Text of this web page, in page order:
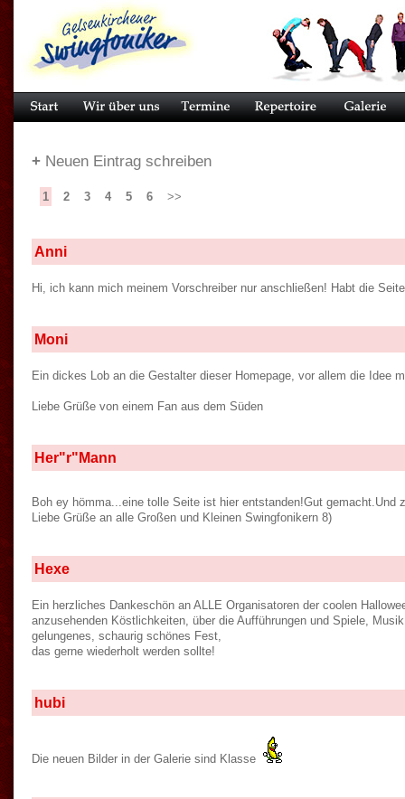
+ Neuen Eintrag schreiben
1 2 3 4 5 6 >>
Anni
Hi, ich kann mich meinem Vorschreiber nur anschließen! Habt die
Moni
Ein dickes Lob an die Gestalter dieser Homepage, vor allem die Idee
Liebe Grüße von einem Fan aus dem Süden
Her"r"Mann
Boh ey hömma...eine tolle Seite ist hier entstanden!Gut
Liebe Grüße an alle Großen und Kleinen Swingfonikern 8)
Hexe
Ein herzliches Dankeschön an ALLE Organisatoren der coolen
anzusehenden Köstlichkeiten, über die Aufführungen und Spiele,
gelungenes, schaurig schönes Fest,
das gerne wiederholt werden sollte!
hubi
Die neuen Bilder in der Galerie sind Klasse